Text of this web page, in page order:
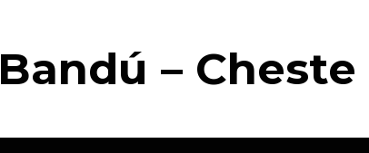
Bandú – Cheste